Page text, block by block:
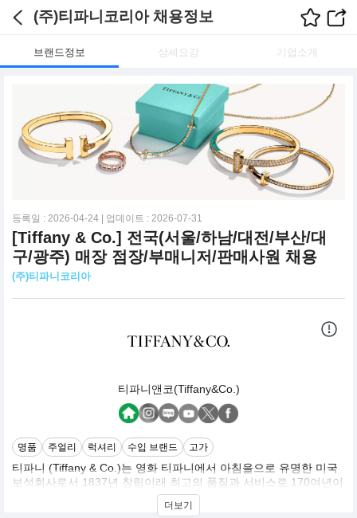
(주)티파니코리아 채용정보
브랜드정보 상세요강 기업소개
등록일 : 2026-04-24 | 업데이트 : 2026-07-31
[Tiffany & Co.] 전국(서울/하남/대전/부산/대
구/광주) 매장 점장/부매니저/판매사원 채용
(주)티파니코리아
티파니앤코(Tiffany&Co.)
명품 주얼리 럭셔리 수입 브랜드 고가
티파니 (Tiffany & Co.)는 영화 티파니에서 아침을으로 유명한 미국
보석회사로서 1837년 창립이래 최고의 품질과 서비스로 170여년이
지난 지금까지 꾸준히 사랑받고 있는 브랜드입니다.
여성들의 로망인 블루박스로 대변되는 티파니는 최고의 광채를 자
더보기